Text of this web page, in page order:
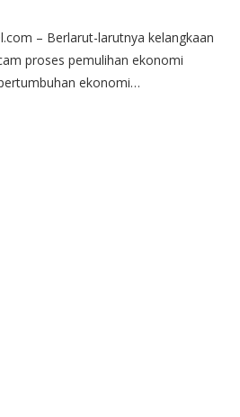
– Berlarut-larutnya kelangkaan
proses pemulihan ekonomi
ekonomi…